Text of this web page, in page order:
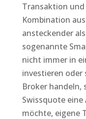
Transaktion
Kombination
ansteckender
sogenannte
nicht immer in
investieren oder
Broker handeln,
Swissquote eine
möchte, eigene